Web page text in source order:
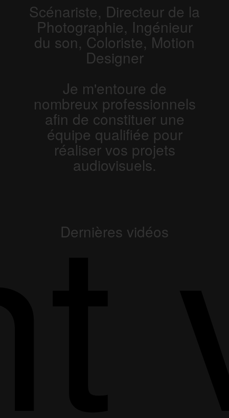
Scénariste, Directeur de la
Photographie, Ingénieur
du son, Coloriste, Motion
Designer
Je m'entoure de
nombreux professionnels
afin de constituer une
équipe qualifiée pour
réaliser vos projets
audiovisuels.
Dernières vidéos